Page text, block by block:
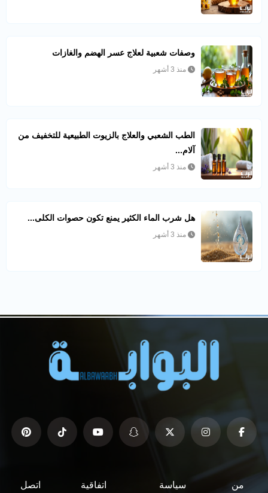
وصفات شعبية لعلاج عسر الهضم والغازات
منذ 3 أشهر
الطب الشعبي والعلاج بالزيوت الطبيعية للتخفيف من
آلام...
منذ 3 أشهر
هل شرب الماء الكثير يمنع تكون حصوات الكلى...
منذ 3 أشهر
من سياسة اتفاقية اتصل